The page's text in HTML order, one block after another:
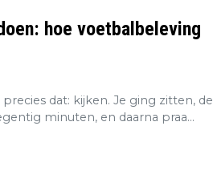
hoe voetbalbeleving
dat: kijken. Je ging zitten, de
minuten, en daarna praa...